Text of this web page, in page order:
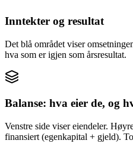
Inntekter og resultat
Det blå området viser
hva som er igjen som årsresultat.
Balanse: hva eier de, og
Venstre side viser eiendeler.
finansiert (egenkapital + gjeld).